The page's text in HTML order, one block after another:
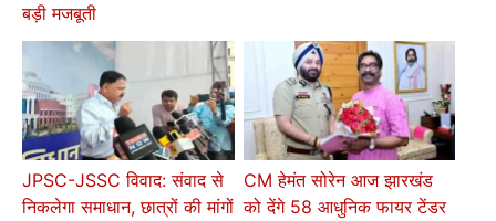
बड़ी मजबूती
JPSC-JSSC विवाद: संवाद से
निकलेगा समाधान, छात्रों की मांगों
CM हेमंत सोरेन आज झारखंड
को देंगे 58 आधुनिक फायर टेंडर